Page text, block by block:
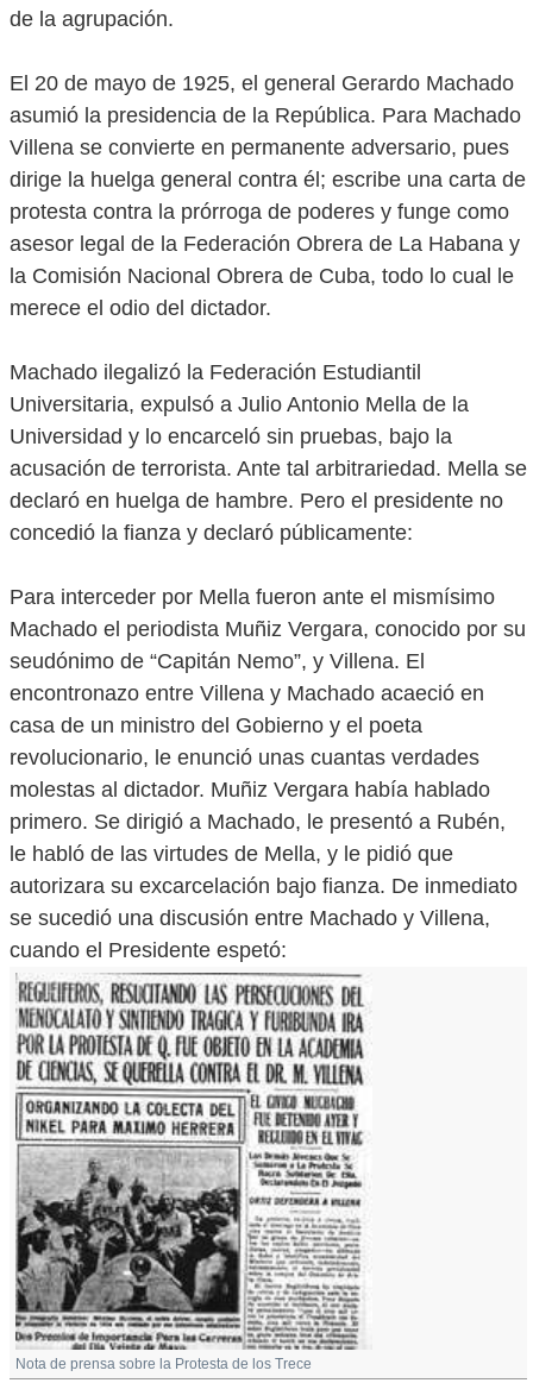
de la agrupación.
El 20 de mayo de 1925, el general Gerardo Machado
asumió la presidencia de la República. Para Machado
Villena se convierte en permanente adversario, pues
dirige la huelga general contra él; escribe una carta de
protesta contra la prórroga de poderes y funge como
asesor legal de la Federación Obrera de La Habana y
la Comisión Nacional Obrera de Cuba, todo lo cual le
merece el odio del dictador.
Machado ilegalizó la Federación Estudiantil
Universitaria, expulsó a Julio Antonio Mella de la
Universidad y lo encarceló sin pruebas, bajo la
acusación de terrorista. Ante tal arbitrariedad. Mella se
declaró en huelga de hambre. Pero el presidente no
concedió la fianza y declaró públicamente:
Para interceder por Mella fueron ante el mismísimo
Machado el periodista Muñiz Vergara, conocido por su
seudónimo de “Capitán Nemo”, y Villena. El
encontronazo entre Villena y Machado acaeció en
casa de un ministro del Gobierno y el poeta
revolucionario, le enunció unas cuantas verdades
molestas al dictador. Muñiz Vergara había hablado
primero. Se dirigió a Machado, le presentó a Rubén,
le habló de las virtudes de Mella, y le pidió que
autorizara su excarcelación bajo fianza. De inmediato
se sucedió una discusión entre Machado y Villena,
cuando el Presidente espetó:
Nota de prensa sobre la Protesta de los Trece